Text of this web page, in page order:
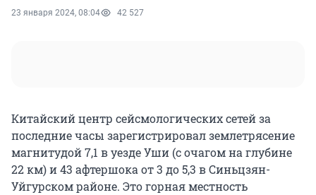
23 января 2024, 08:04 42 527
Китайский центр сейсмологических сетей за
последние часы зарегистрировал землетрясение
магнитудой 7,1 в уезде Уши (с очагом на глубине
22 км) и 43 афтершока от 3 до 5,3 в Синьцзян-
Уйгурском районе. Это горная местность